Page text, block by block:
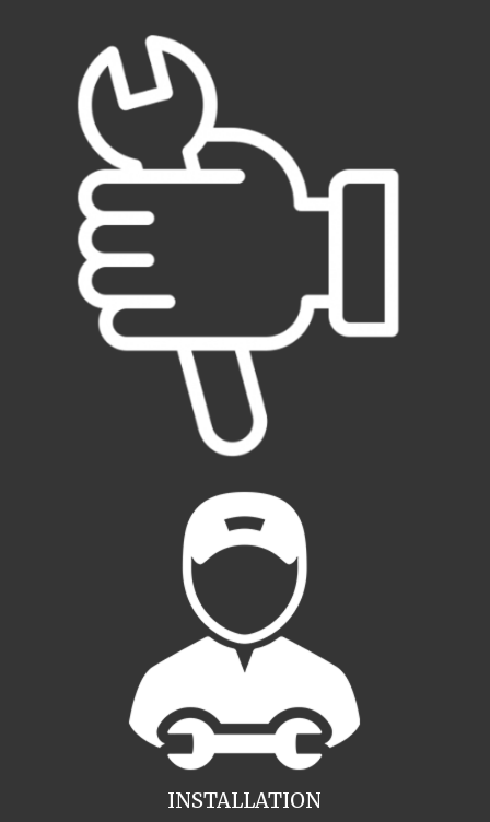
INSTALLATION